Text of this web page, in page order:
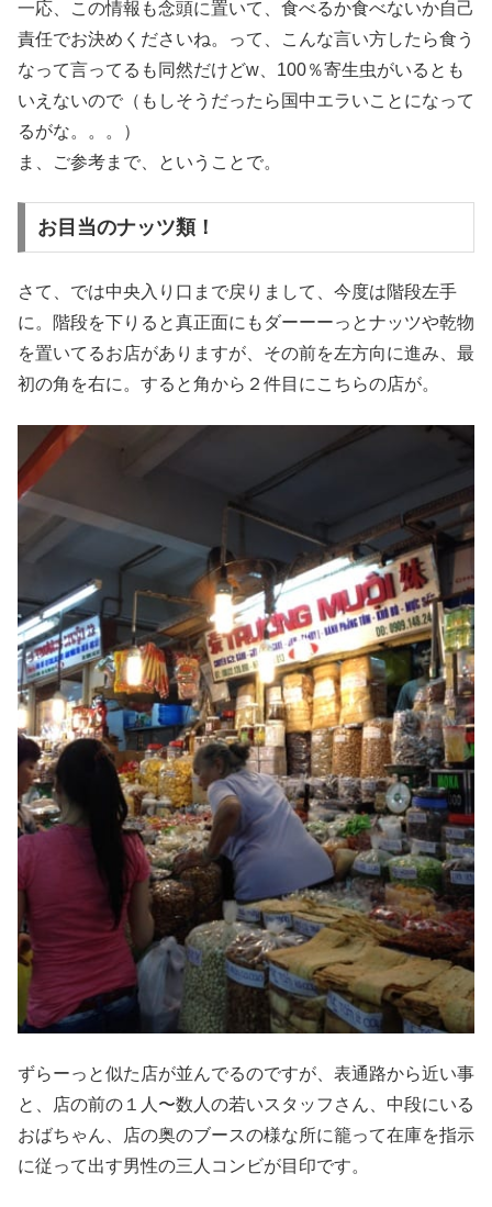
一応、この情報も念頭に置いて、食べるか食べないか自己
責任でお決めくださいね。って、こんな言い方したら食う
なって言ってるも同然だけどw、100％寄生虫がいるとも
いえないので（もしそうだったら国中エラいことになって
るがな。。。）
ま、ご参考まで、ということで。
お目当のナッツ類！
さて、では中央入り口まで戻りまして、今度は階段左手
に。階段を下りると真正面にもダーーーっとナッツや乾物
を置いてるお店がありますが、その前を左方向に進み、最
初の角を右に。すると角から２件目にこちらの店が。
ずらーっと似た店が並んでるのですが、表通路から近い事
と、店の前の１人〜数人の若いスタッフさん、中段にいる
おばちゃん、店の奥のブースの様な所に籠って在庫を指示
に従って出す男性の三人コンビが目印です。